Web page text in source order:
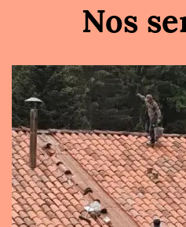
Nos